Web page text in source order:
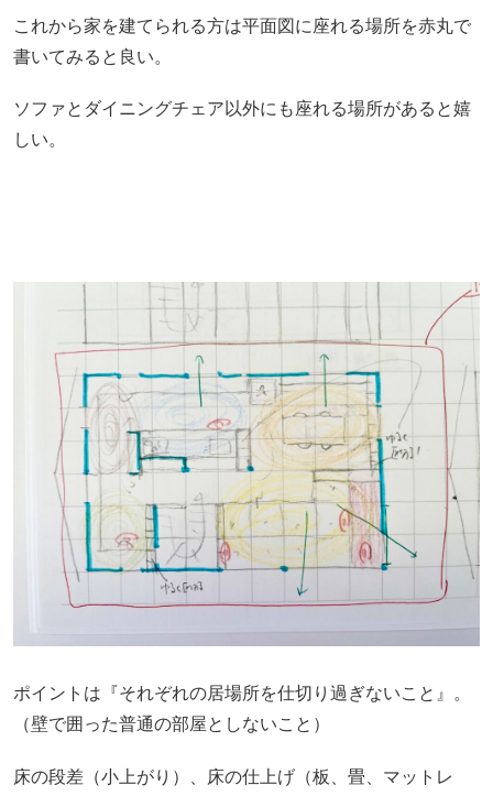
これから家を建てられる方は平面図に座れる場所を赤丸で
書いてみると良い。
ソファとダイニングチェア以外にも座れる場所があると嬉
しい。
ポイントは『それぞれの居場所を仕切り過ぎないこと』。
（壁で囲った普通の部屋としないこと）
床の段差（小上がり）、床の仕上げ（板、畳、マットレ